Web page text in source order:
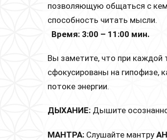
позволяющую общаться с кем
способность читать мысли.
Время: 3:00 – 11:00 мин.
Вы заметите, что при каждой
сфокусированы на гипофизе,
потоке энергии.
ДЫХАНИЕ: Дышите
МАНТРА: Слушайте мантру